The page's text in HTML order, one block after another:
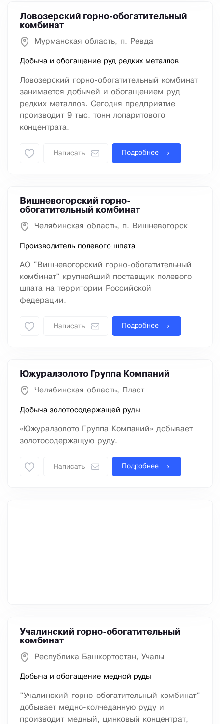
Ловозерский горно-обогатительный
комбинат
Мурманская область, п. Ревда
Добыча и обогащение руд редких металлов
Ловозерский горно-обогатительный комбинат
занимается добычей и обогащением руд
редких металлов. Сегодня предприятие
производит 9 тыс. тонн лопаритового
концентрата.
Написать Подробнее
Вишневогорский горно-
обогатительный комбинат
Челябинская область, п. Вишневогорск
Производитель полевого шпата
АО "Вишневогорский горно-обогатительный
комбинат" крупнейший поставщик полевого
шпата на территории Российской
федерации.
Написать Подробнее
Южуралзолото Группа Компаний
Челябинская область, Пласт
Добыча золотосодержащей руды
«Южуралзолото Группа Компаний» добывает
золотосодержащую руду.
Написать Подробнее
Учалинский горно-обогатительный
комбинат
Республика Башкортостан, Учалы
Добыча и обогащение медной руды
"Учалинский горно-обогатительный комбинат"
добывает медно-колчеданную руду и
производит медный, цинковый концентрат,